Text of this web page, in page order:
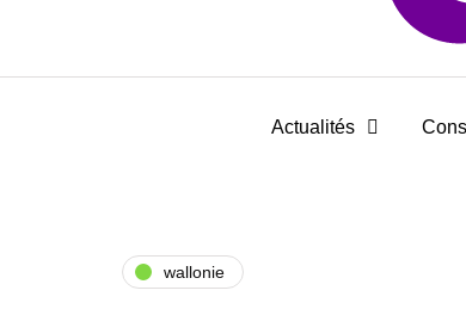
Actualités
wallonie